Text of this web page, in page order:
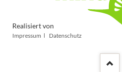
Realisiert von
Navigation
Impressum Datenschutz